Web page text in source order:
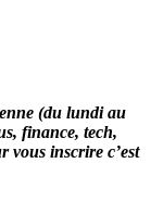
(du lundi au
finance, tech,
vous inscrire c’est